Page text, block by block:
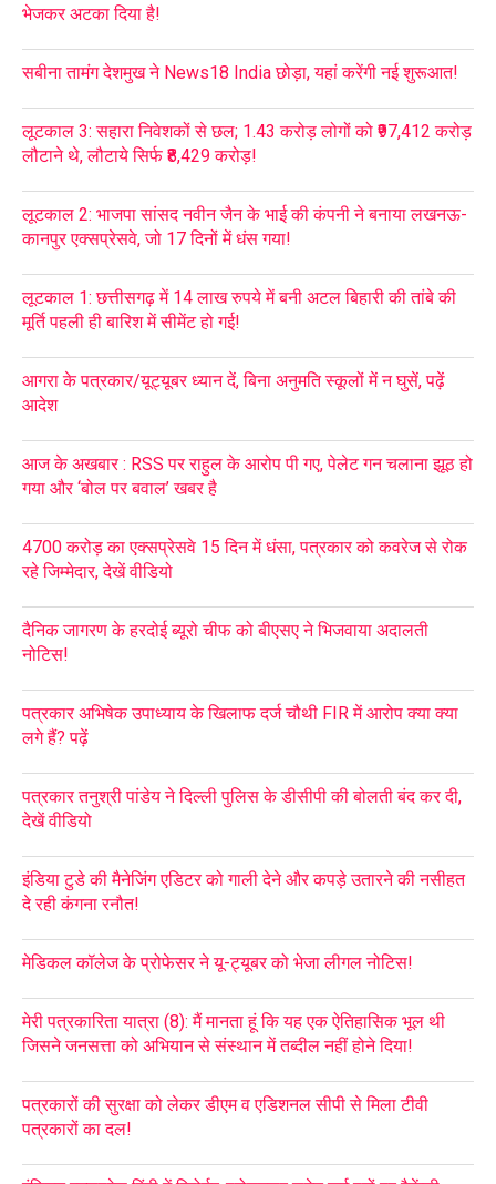
भेजकर अटका दिया है!
सबीना तामंग देशमुख ने News18 India छोड़ा, यहां करेंगी नई शुरूआत!
लूटकाल 3: सहारा निवेशकों से छल; 1.43 करोड़ लोगों को ₹97,412 करोड़
लौटाने थे, लौटाये सिर्फ ₹8,429 करोड़!
लूटकाल 2: भाजपा सांसद नवीन जैन के भाई की कंपनी ने बनाया लखनऊ-
कानपुर एक्सप्रेसवे, जो 17 दिनों में धंस गया!
लूटकाल 1: छत्तीसगढ़ में 14 लाख रुपये में बनी अटल बिहारी की तांबे की
मूर्ति पहली ही बारिश में सीमेंट हो गई!
आगरा के पत्रकार/यूट्यूबर ध्यान दें, बिना अनुमति स्कूलों में न घुसें, पढ़ें
आदेश
आज के अखबार : RSS पर राहुल के आरोप पी गए, पेलेट गन चलाना झूठ हो
गया और ‘बोल पर बवाल’ खबर है
4700 करोड़ का एक्सप्रेसवे 15 दिन में धंसा, पत्रकार को कवरेज से रोक
रहे जिम्मेदार, देखें वीडियो
दैनिक जागरण के हरदोई ब्यूरो चीफ को बीएसए ने भिजवाया अदालती
नोटिस!
पत्रकार अभिषेक उपाध्याय के खिलाफ दर्ज चौथी FIR में आरोप क्या क्या
लगे हैं? पढ़ें
पत्रकार तनुश्री पांडेय ने दिल्ली पुलिस के डीसीपी की बोलती बंद कर दी,
देखें वीडियो
इंडिया टुडे की मैनेजिंग एडिटर को गाली देने और कपड़े उतारने की नसीहत
दे रही कंगना रनौत!
मेडिकल कॉलेज के प्रोफेसर ने यू-ट्यूबर को भेजा लीगल नोटिस!
मेरी पत्रकारिता यात्रा (8): मैं मानता हूं कि यह एक ऐतिहासिक भूल थी
जिसने जनसत्ता को अभियान से संस्थान में तब्दील नहीं होने दिया!
पत्रकारों की सुरक्षा को लेकर डीएम व एडिशनल सीपी से मिला टीवी
पत्रकारों का दल!